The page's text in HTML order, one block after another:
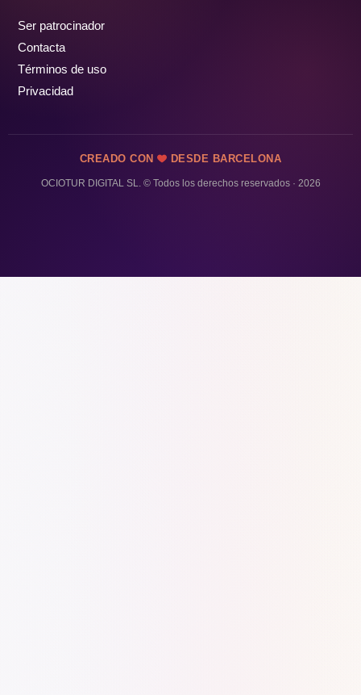
Ser patrocinador
Contacta
Términos de uso
Privacidad
CREADO CON DESDE BARCELONA
OCIOTUR DIGITAL SL. © Todos los derechos reservados · 2026